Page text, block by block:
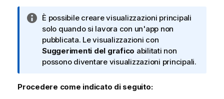
N
o
t
a
i
f
È possibile creare visualizzazioni principali
solo quando si lavora con un'app non
pubblicata. Le visualizzazioni con
Suggerimenti del grafico abilitati non
possono diventare visualizzazioni principali.
Procedere come indicato di seguito: